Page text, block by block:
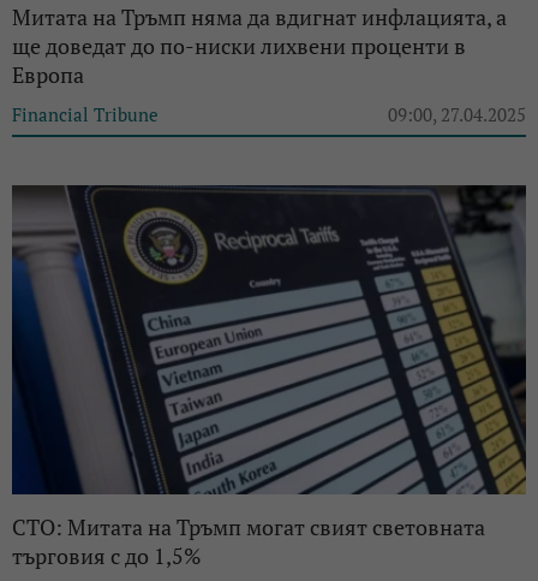
Митата на Тръмп няма да вдигнат инфлацията, а
ще доведат до по-ниски лихвени проценти в
Европа
Financial Tribune 09:00, 27.04.2025
СТО: Митата на Тръмп могат свият световната
търговия с до 1,5%